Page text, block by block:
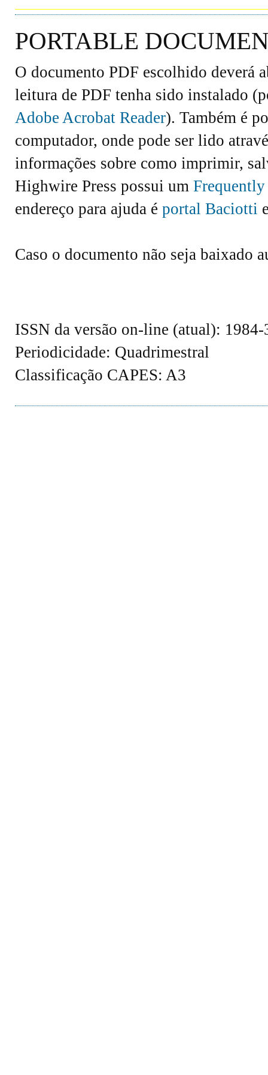
PORTABLE
O documento PDF escolhido deverá
leitura de PDF tenha sido instalado
Adobe Acrobat Reader). Também é
computador, onde pode ser lido
informações sobre como imprimir,
Highwire Press possui um
endereço para ajuda é portal Baciotti
Caso o documento não seja baixado
ISSN da versão on-line (atual): 1984-
Periodicidade: Quadrimestral
Classificação CAPES: A3